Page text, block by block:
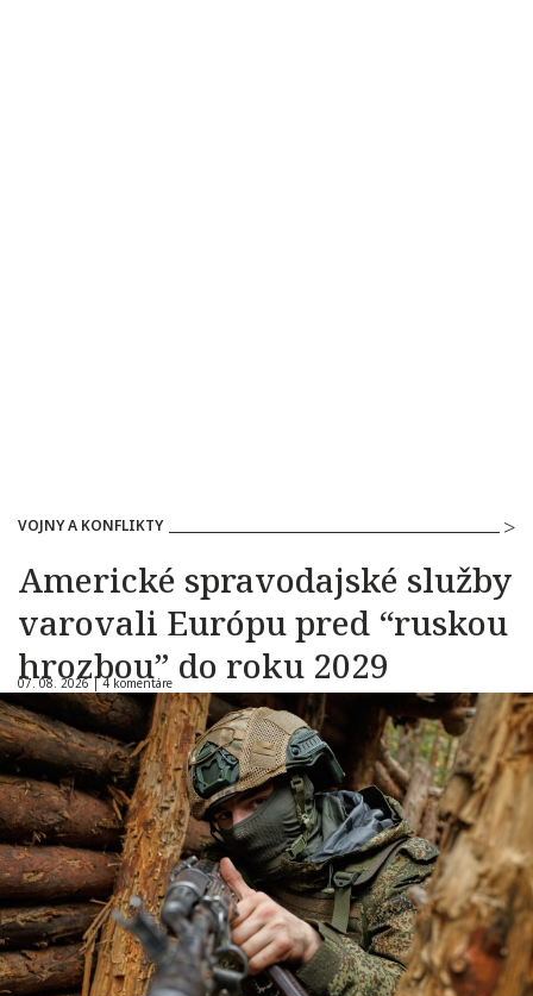
VOJNY A KONFLIKTY
Americké spravodajské služby
varovali Európu pred “ruskou
hrozbou” do roku 2029
07. 08. 2026 |4 komentáre